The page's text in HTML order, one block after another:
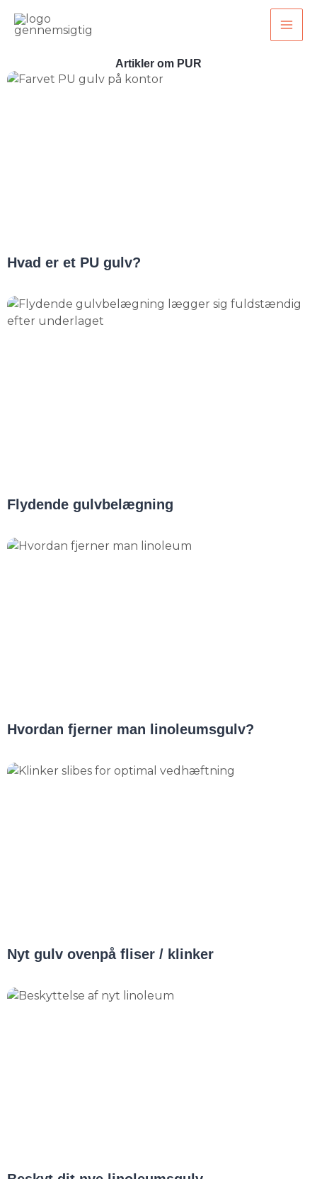
Artikler om PUR
Hvad er et PU gulv?
Flydende gulvbelægning
Hvordan fjerner man linoleumsgulv?
Nyt gulv ovenpå fliser / klinker
SideSideSideSide